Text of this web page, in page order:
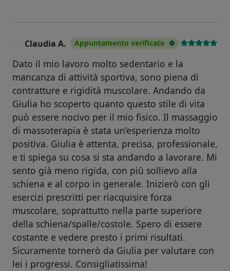
Claudia A. Appuntamento verificato
Dato il mio lavoro molto sedentario e la
mancanza di attività sportiva, sono piena di
contratture e rigidità muscolare. Andando da
Giulia ho scoperto quanto questo stile di vita
può essere nocivo per il mio fisico. Il massaggio
di massoterapia è stata un’esperienza molto
positiva. Giulia è attenta, precisa, professionale,
e ti spiega su cosa si sta andando a lavorare. Mi
sento già meno rigida, con più sollievo alla
schiena e al corpo in generale. Inizierò con gli
esercizi prescritti per riacquisire forza
muscolare, soprattutto nella parte superiore
della schiena/spalle/costole. Spero di essere
costante e vedere presto i primi risultati.
Sicuramente tornerò da Giulia per valutare con
lei i progressi. Consigliatissima!